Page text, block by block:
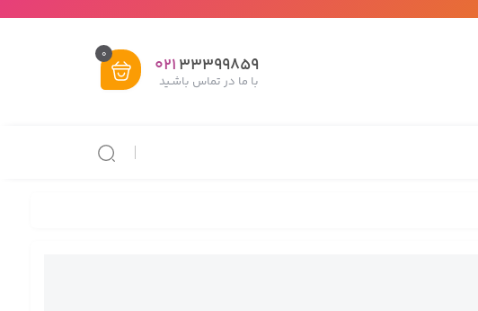
33399859
021
با ما در تماس باشـید
0